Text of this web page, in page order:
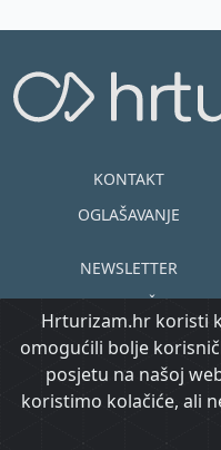
Hrturizam.hr koristi
omogućili bolje
posjetu na našoj
koristimo kolačiće, ali
KONTAKT
OGLAŠAVANJE
NEWSLETTER
UVJETI KORIŠTENJA
© Copyright
2015.-2026.
@